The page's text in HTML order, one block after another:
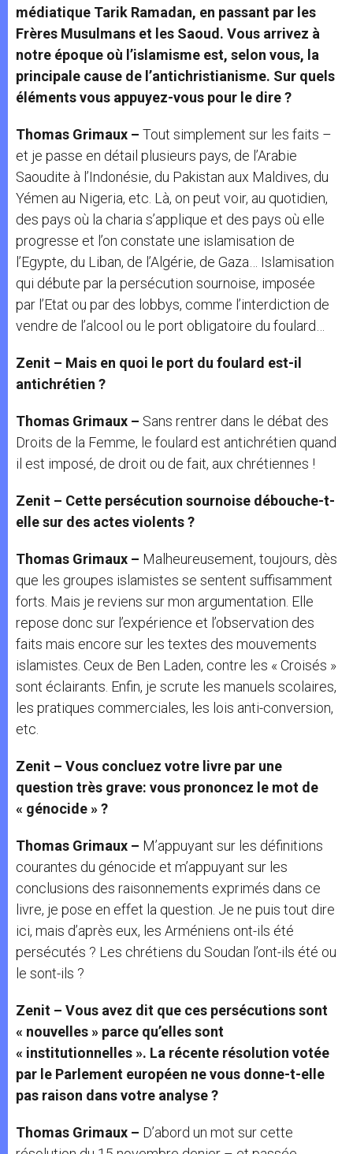
médiatique Tarik Ramadan, en passant par les
Frères Musulmans et les Saoud. Vous arrivez à
notre époque où l’islamisme est, selon vous, la
principale cause de l’antichristianisme. Sur quels
éléments vous appuyez-vous pour le dire ?
Thomas Grimaux – Tout simplement sur les faits –
et je passe en détail plusieurs pays, de l’Arabie
Saoudite à l’Indonésie, du Pakistan aux Maldives, du
Yémen au Nigeria, etc. Là, on peut voir, au quotidien,
des pays où la charia s’applique et des pays où elle
progresse et l’on constate une islamisation de
l’Egypte, du Liban, de l’Algérie, de Gaza… Islamisation
qui débute par la persécution sournoise, imposée
par l’Etat ou par des lobbys, comme l’interdiction de
vendre de l’alcool ou le port obligatoire du foulard…
Zenit – Mais en quoi le port du foulard est-il
antichrétien ?
Thomas Grimaux – Sans rentrer dans le débat des
Droits de la Femme, le foulard est antichrétien quand
il est imposé, de droit ou de fait, aux chrétiennes !
Zenit – Cette persécution sournoise débouche-t-
elle sur des actes violents ?
Thomas Grimaux – Malheureusement, toujours, dès
que les groupes islamistes se sentent suffisamment
forts. Mais je reviens sur mon argumentation. Elle
repose donc sur l’expérience et l’observation des
faits mais encore sur les textes des mouvements
islamistes. Ceux de Ben Laden, contre les « Croisés »
sont éclairants. Enfin, je scrute les manuels scolaires,
les pratiques commerciales, les lois anti-conversion,
etc.
Zenit – Vous concluez votre livre par une
question très grave: vous prononcez le mot de
« génocide » ?
Thomas Grimaux – M’appuyant sur les définitions
courantes du génocide et m’appuyant sur les
conclusions des raisonnements exprimés dans ce
livre, je pose en effet la question. Je ne puis tout dire
ici, mais d’après eux, les Arméniens ont-ils été
persécutés ? Les chrétiens du Soudan l’ont-ils été ou
le sont-ils ?
Zenit – Vous avez dit que ces persécutions sont
« nouvelles » parce qu’elles sont
« institutionnelles ». La récente résolution votée
par le Parlement européen ne vous donne-t-elle
pas raison dans votre analyse ?
Thomas Grimaux – D’abord un mot sur cette